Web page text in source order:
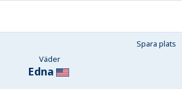
Spara plats
Väder
Edna